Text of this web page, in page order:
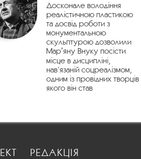
Досконале володіння
реалістичною пластикою
та досвід роботи з
монументальною
скульптурою дозволили
Марʼяну Внуку посісти
місце в дисципліні,
нав’язаній соцреалізмом,
одним із провідних творців
якого він став
РЕДАКЦІЯ